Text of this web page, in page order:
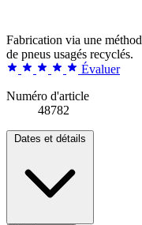
Fabrication via une
de pneus usagés recyclés.
Évaluer
Numéro d'article
48782
Dates et détails